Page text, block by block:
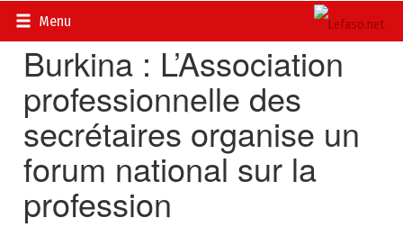
Menu
Accueil>
Burkina : L’Association
professionnelle des
secrétaires organise un
forum national sur la
profession